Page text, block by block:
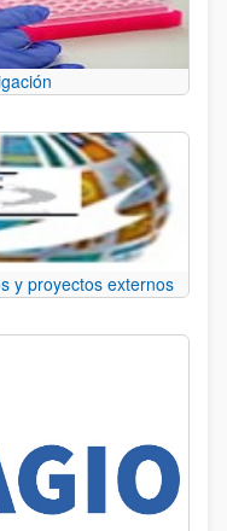
y proyectos externos